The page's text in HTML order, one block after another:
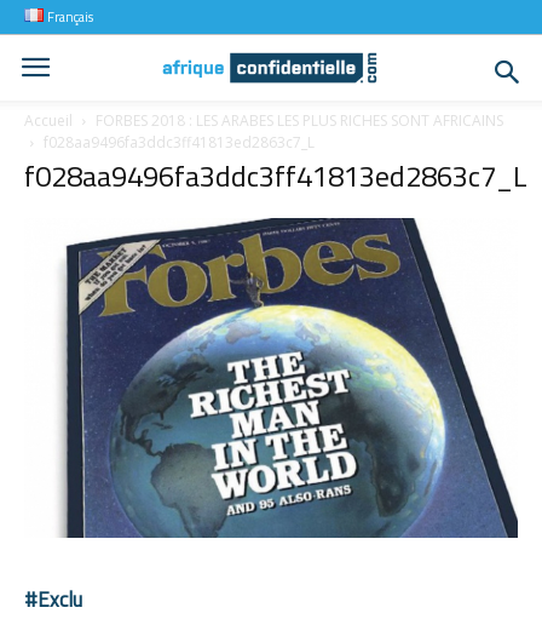
Français
Accueil
FORBES 2018 : LES ARABES LES PLUS RICHES SONT AFRICAINS
f028aa9496fa3ddc3ff41813ed2863c7_L
f028aa9496fa3ddc3ff41813ed2863c7_L
#Exclu